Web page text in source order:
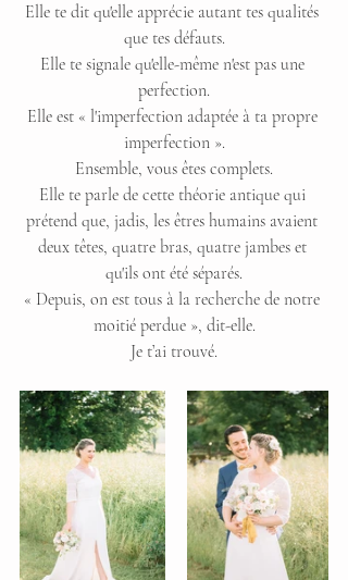
Elle te dit qu'elle apprécie autant tes qualités
que tes défauts.
Elle te signale qu'elle-même n'est pas une
perfection.
Elle est « l'imperfection adaptée à ta propre
imperfection ».
Ensemble, vous êtes complets.
Elle te parle de cette théorie antique qui
prétend que, jadis, les êtres humains avaient
deux têtes, quatre bras, quatre jambes et
qu'ils ont été séparés.
« Depuis, on est tous à la recherche de notre
moitié perdue », dit-elle.
Je t’ai trouvé.